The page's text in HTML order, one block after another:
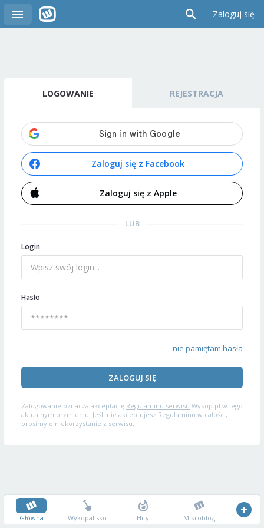
Zaloguj się
LOGOWANIE REJESTRACJA
Zaloguj się z Facebook
Zaloguj się z Apple
LUB
Login
Hasło
nie pamiętam hasła
ZALOGUJ SIĘ
Zalogowanie oznacza akceptację Regulaminu serwisu Wykop.pl w jego
aktualnym brzmieniu. Jeśli nie akceptujesz Regulaminu w całości,
prosimy o niekorzystanie z serwisu.
Główna Wykopalisko Hity Mikroblog